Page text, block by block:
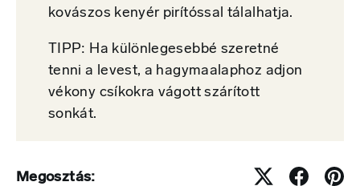
kovászos kenyér pirítóssal tálalhatja.
TIPP: Ha különlegesebbé szeretné
tenni a levest, a hagymaalaphoz adjon
vékony csíkokra vágott szárított
sonkát.
Megosztás: